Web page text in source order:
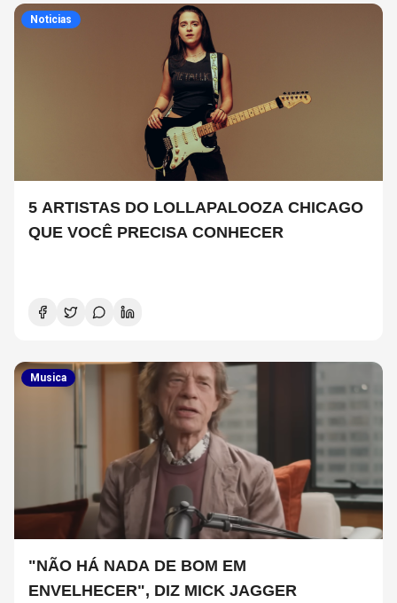
Noticias
5 ARTISTAS DO LOLLAPALOOZA CHICAGO
QUE VOCÊ PRECISA CONHECER
Musica
"NÃO HÁ NADA DE BOM EM
ENVELHECER", DIZ MICK JAGGER